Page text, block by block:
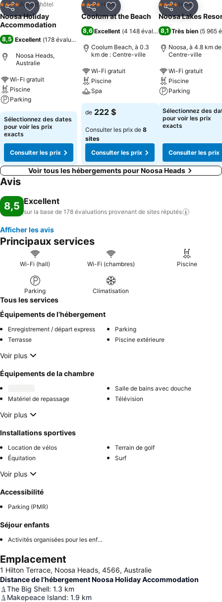
PartagerAjouter à mes favoris
4 ÉtoilesAppart'hôtel
Noosa Holiday
Accommodation
8,5 Excellent (178 évaluations
Noosa Heads,
Australie
Wi-Fi gratuit
Piscine
Parking
Sélectionnez des dates
pour voir les prix
exacts
Consulter les prix
PartagerAjouter à mes favoris
4 ÉtoilesHotel
Coolum at the Beach
8,6 Excellent (4 148 évaluations)
Coolum Beach, à 0.3
km de : Centre-ville
Wi-Fi gratuit
Piscine
Spa
de 222 $
Consulter les prix de 8
sites
Consulter les prix
PartagerAjouter
4 ÉtoilesHotel
Noosa Lakes
8,1 Très bien (5 965
Noosa, à 4.8 km
Centre-ville
Wi-Fi gratuit
Piscine
Parking
Sélectionnez des
pour voir les prix
exacts
Consulter les prix
Voir tous les hébergements pour Noosa Heads
Avis
8,5 Excellent
sur la base de 178 évaluations provenant de sites réputés
Afficher les avis
Principaux services
Wi-Fi (hall) Wi-Fi (chambres) Piscine
Parking Climatisation
Tous les services
Équipements de l’hébergement
Enregistrement / départ express
Parking
Terrasse
Piscine extérieure
Voir plus
Équipements de la chambre
Salle de bains avec douche
Matériel de repassage
Télévision
Voir plus
Installations sportives
Location de vélos
Terrain de golf
Équitation
Surf
Voir plus
Accessibilité
Parking (PMR)
Séjour enfants
Activités organisées pour les enfants
Emplacement
1 Hilton Terrace, Noosa Heads, 4566, Australie
Distance de l’hébergement Noosa Holiday Accommodation
The Big Shell: 1.3 km
Makepeace Island: 1.9 km